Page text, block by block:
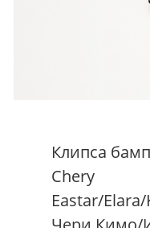
Клипса
Chery
Eastar/